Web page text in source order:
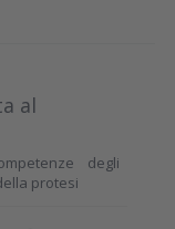
al
degli
protesi